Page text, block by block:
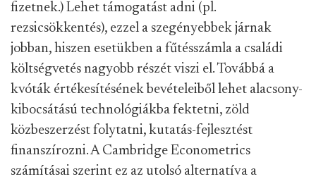
fizetnek.) Lehet támogatást adni (pl.
rezsicsökkentés), ezzel a szegényebbek járnak
jobban, hiszen esetükben a fűtésszámla a családi
költségvetés nagyobb részét viszi el. Továbbá a
kvóták értékesítésének bevételeiből lehet alacsony-
kibocsátású technológiákba fektetni, zöld
közbeszerzést folytatni, kutatás-fejlesztést
finanszírozni. A Cambridge Econometrics
számításai szerint ez az utolsó alternatíva a